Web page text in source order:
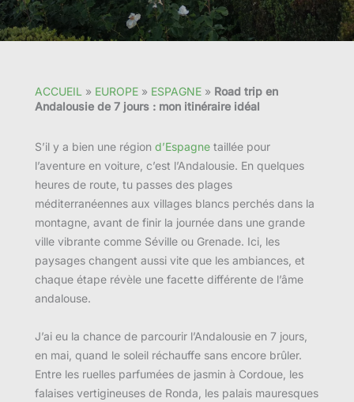
ACCUEIL » EUROPE » ESPAGNE » Road trip en
Andalousie de 7 jours : mon itinéraire idéal
S’il y a bien une région d’Espagne taillée pour
l’aventure en voiture, c’est l’Andalousie. En quelques
heures de route, tu passes des plages
méditerranéennes aux villages blancs perchés dans la
montagne, avant de finir la journée dans une grande
ville vibrante comme Séville ou Grenade. Ici, les
paysages changent aussi vite que les ambiances, et
chaque étape révèle une facette différente de l’âme
andalouse.
J’ai eu la chance de parcourir l’Andalousie en 7 jours,
en mai, quand le soleil réchauffe sans encore brûler.
Entre les ruelles parfumées de jasmin à Cordoue, les
falaises vertigineuses de Ronda, les palais mauresques